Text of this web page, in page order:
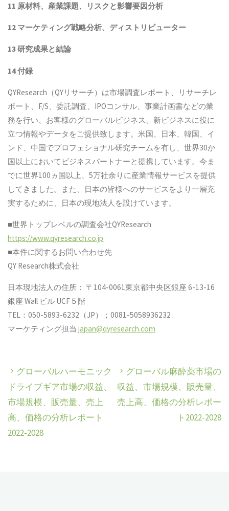
11 原材料、産業課題、リスクと影響要因分析
12 マーケティング戦略分析、ディストリビューター
13 研究成果と結論
14 付録
QYResearch（QYリサーチ）は市場調査レポート、リサーチレ
ポート、F/S、委託調査、IPOコンサル、事業計画書などの業
務を行い、お客様のグローバルビジネス、新ビジネスに役に
立つ情報やデータをご提供致します。米国、日本、韓国、イ
ンド、中国でプロフェショナル研究チームを有し、世界30か
国以上においてビジネスパートナーと提携しています。今ま
でに世界100ヵ国以上、5万社余りに産業情報サービスを提供
してきました。また、日本の皆様へのサービスをより一層充
実するために、日本の現地法人を設けています。
■世界トップレベルの調査会社QYResearch
https://www.qyresearch.co.jp
■本件に関するお問い合わせ先
QY Research株式会社
日本現地法人の住所： 〒104-0061東京都中央区銀座 6-13-16
銀座 Wall ビル UCF５階
TEL：050-5893-6232（JP）；0081-5058936232
マーケティング担当japan@qyresearch.com
グローバルハーモニック
ドライブギア市場の収益、
市場規模、販売量、売上
高、価格の分析レポート
2022-2028
グローバル麻酔薬市場の
収益、市場規模、販売量、
売上高、価格の分析レポー
ト2022-2028